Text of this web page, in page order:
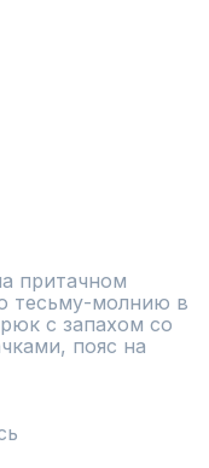
притачном
тесьму-молнию в
с запахом со
пояс на